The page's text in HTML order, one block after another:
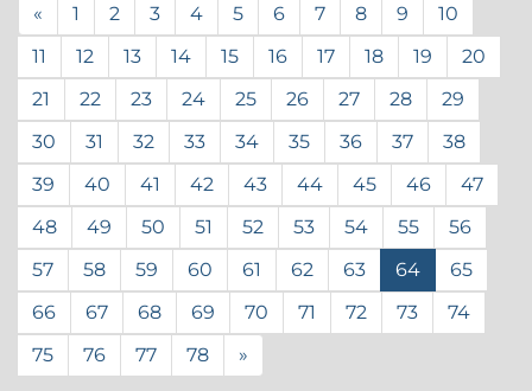
« 1 2 3 4 5 6 7 8 9
10
11
12 13 14 15 16 17 18 19
20
21
22 23 24 25 26 27 28
29
30
31 32 33 34 35 36 37
38
39
40 41 42 43 44 45 46
47
48
49 50 51 52 53 54 55
56
57
58 59 60 61 62 63 64
65
66
67 68 69 70 71 72 73
74
75
76 77 78 »